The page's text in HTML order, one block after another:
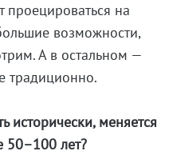
проецироваться на
возможности,
А в остальном —
традиционно.
исторически, меняется
50–100 лет?